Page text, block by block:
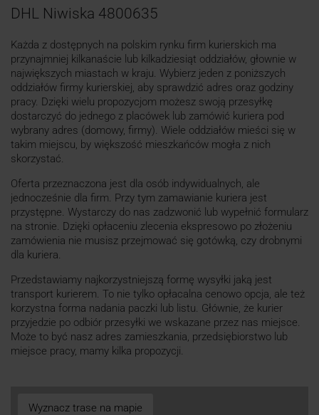
DHL Niwiska 4800635
Każda z dostępnych na polskim rynku firm kurierskich ma
przynajmniej kilkanaście lub kilkadziesiąt oddziałów, głownie w
największych miastach w kraju. Wybierz jeden z poniższych
oddziałów firmy kurierskiej, aby sprawdzić adres oraz godziny
pracy. Dzięki wielu propozycjom możesz swoją przesyłkę
dostarczyć do jednego z placówek lub zamówić kuriera pod
wybrany adres (domowy, firmy). Wiele oddziałów mieści się w
takim miejscu, by większość mieszkańców mogła z nich
skorzystać.
Oferta przeznaczona jest dla osób indywidualnych, ale
jednocześnie dla firm. Przy tym zamawianie kuriera jest
przystępne. Wystarczy do nas zadzwonić lub wypełnić formularz
na stronie. Dzięki opłaceniu zlecenia ekspresowo po złożeniu
zamówienia nie musisz przejmować się gotówką, czy drobnymi
dla kuriera.
Przedstawiamy najkorzystniejszą formę wysyłki jaką jest
transport kurierem. To nie tylko opłacalna cenowo opcja, ale też
korzystna forma nadania paczki lub listu. Głównie, że kurier
przyjedzie po odbiór przesyłki we wskazane przez nas miejsce.
Może to być nasz adres zamieszkania, przedsiębiorstwo lub
miejsce pracy, mamy kilka propozycji.
Wyznacz trase na mapie